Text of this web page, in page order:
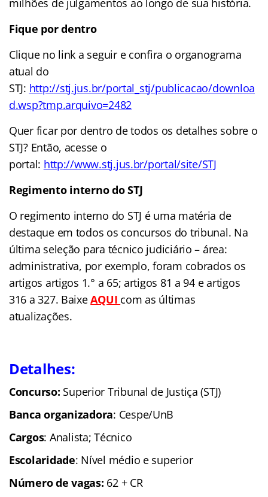
Fique por dentro
Clique no link a seguir e confira o organograma
atual do
STJ: http://stj.jus.br/portal_stj/publicacao/downloa
d.wsp?tmp.arquivo=2482
Quer ficar por dentro de todos os detalhes sobre o
STJ? Então, acesse o
portal: http://www.stj.jus.br/portal/site/STJ
Regimento interno do STJ
O regimento interno do STJ é uma matéria de
destaque em todos os concursos do tribunal. Na
última seleção para técnico judiciário – área:
administrativa, por exemplo, foram cobrados os
artigos artigos 1.° a 65; artigos 81 a 94 e artigos
316 a 327. BaixeAQUI com as últimas
atualizações.
Detalhes:
Concurso: Superior Tribunal de Justiça (STJ)
Banca organizadora: Cespe/UnB
Cargos: Analista; Técnico
Escolaridade: Nível médio e superior
Número de vagas: 62 + CR